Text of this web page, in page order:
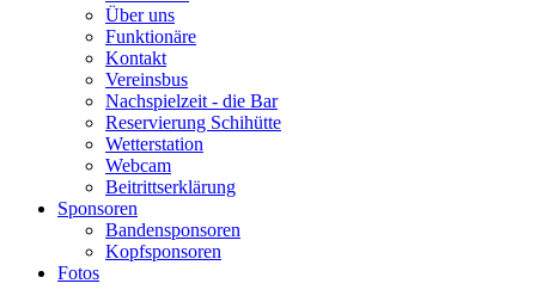
Über uns
Funktionäre
Kontakt
Vereinsbus
Nachspielzeit - die Bar
Reservierung Schihütte
Wetterstation
Webcam
Beitrittserklärung
Sponsoren
Bandensponsoren
Kopfsponsoren
Fotos